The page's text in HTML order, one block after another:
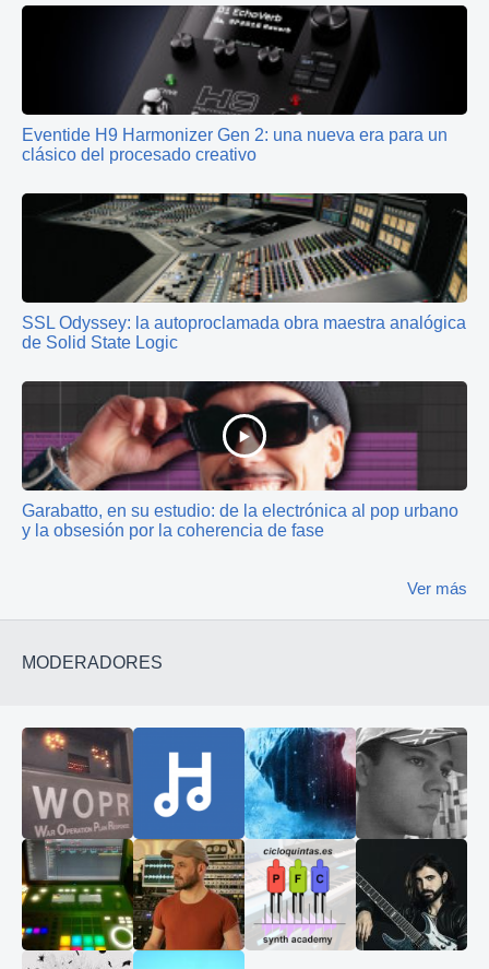
Eventide H9 Harmonizer Gen 2: una nueva era para un
clásico del procesado creativo
SSL Odyssey: la autoproclamada obra maestra analógica
de Solid State Logic
Garabatto, en su estudio: de la electrónica al pop urbano
y la obsesión por la coherencia de fase
Ver más
MODERADORES